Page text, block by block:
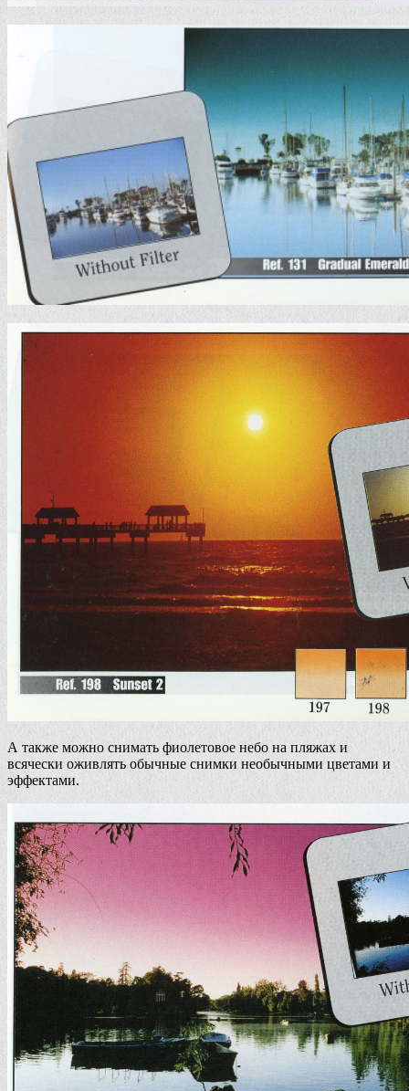
А также можно снимать фиолетовое небо на пляжах и
всячески оживлять обычные снимки необычными цветами и
эффектами.